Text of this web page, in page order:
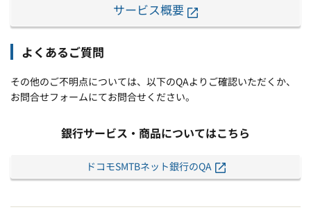
サービス概要
よくあるご質問
その他のご不明点については、以下のQAよりご確認いただくか、
お問合せフォームにてお問合せください。
銀行サービス・商品についてはこちら
ドコモSMTBネット銀行のQA